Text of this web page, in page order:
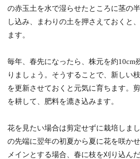
の赤玉土を水で湿らせたところに茎の
し込み、まわりの土を押さえておくと
ます。
毎年、春先になったら、株元を約10cm
りましょう。そうすることで、新しい
を更新させておくと元気に育ちます。
を耕して、肥料を漉き込みます。
花を見たい場合は剪定せずに栽培しま
の先端に翌年の初夏から夏に花を咲か
メインとする場合、春に枝を刈り込ん